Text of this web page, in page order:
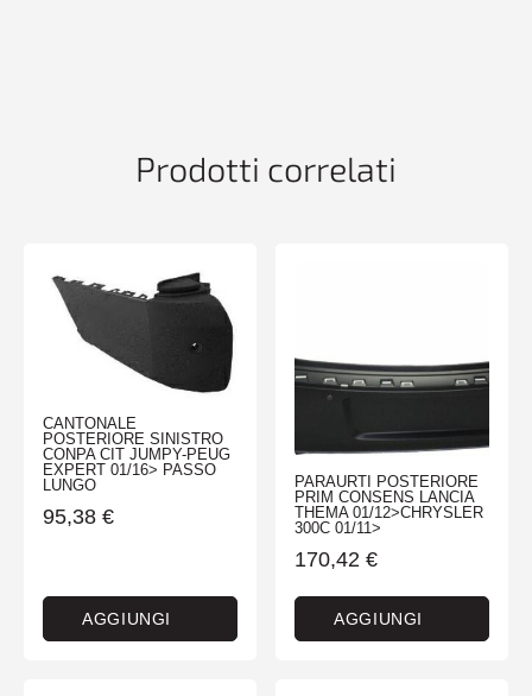
Prodotti correlati
CANTONALE
POSTERIORE SINISTRO
CONPA CIT JUMPY-PEUG
EXPERT 01/16> PASSO
LUNGO
95,38 €
AGGIUNGI
PARAURTI POSTERIORE
PRIM CONSENS LANCIA
THEMA 01/12>CHRYSLER
300C 01/11>
170,42 €
AGGIUNGI